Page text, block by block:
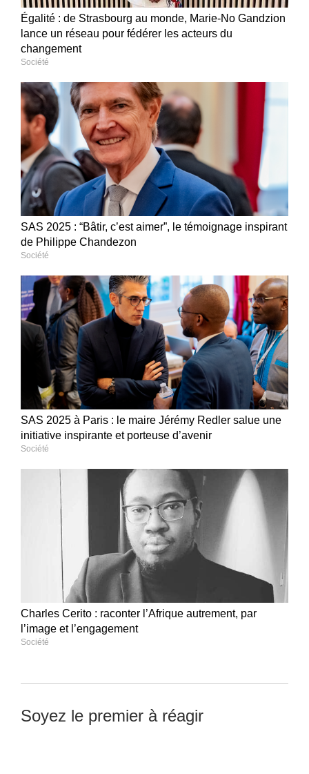
Égalité : de Strasbourg au monde, Marie-No Gandzion
lance un réseau pour fédérer les acteurs du
changement
Société
SAS 2025 : “Bâtir, c’est aimer”, le témoignage inspirant
de Philippe Chandezon
Société
SAS 2025 à Paris : le maire Jérémy Redler salue une
initiative inspirante et porteuse d’avenir
Société
Charles Cerito : raconter l’Afrique autrement, par
l’image et l’engagement
Société
Soyez le premier à réagir